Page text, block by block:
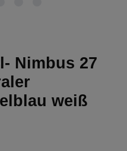
Nimbus 27
weiß